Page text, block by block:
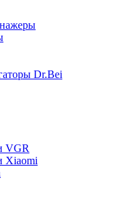
Dr.Bei
VGR
Xiaomi